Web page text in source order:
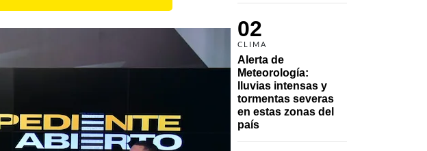
02
CLIMA
Alerta de
Meteorología:
lluvias intensas y
tormentas severas
en estas zonas del
país